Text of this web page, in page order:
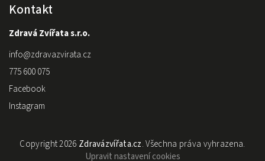
Kontakt
Zdravá Zvířata s.r.o.
info@zdravazvirata.cz
775 600 075
Facebook
Instagram
Copyright 2026 Zdravázvířata.cz. Všechna práva vyhrazena.
Upravit nastavení cookies